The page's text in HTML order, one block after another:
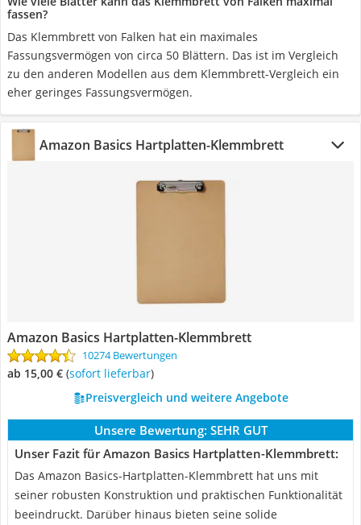
fassen?
Das Klemmbrett von Falken hat ein maximales
Fassungsvermögen von circa 50 Blättern. Das ist im Vergleich
zu den anderen Modellen aus dem Klemmbrett-Vergleich ein
eher geringes Fassungsvermögen.
Amazon Basics Hartplatten-Klemmbrett
Amazon Basics Hartplatten-Klemmbrett
10274 Bewertungen
ab 15,00 € ( Sofort lieferbar)
Preisvergleich und weitere Angebote
Unsere Bewertung: SEHR GUT
Unser Fazit für Amazon Basics Hartplatten-Klemmbrett:
Das Amazon Basics-Hartplatten-Klemmbrett hat uns mit
seiner robusten Konstruktion und praktischen Funktionalität
beeindruckt. Darüber hinaus bieten seine solide